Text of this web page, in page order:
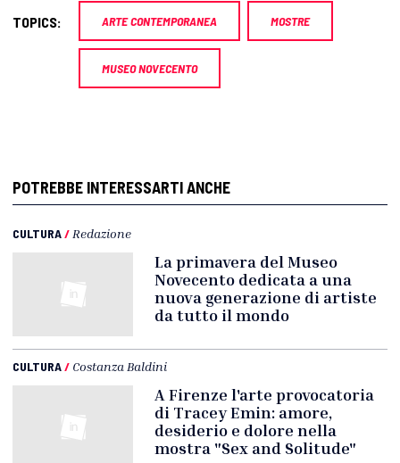
TOPICS: ARTE CONTEMPORANEA MOSTRE
MUSEO NOVECENTO
POTREBBE INTERESSARTI ANCHE
CULTURA/ Redazione
La primavera del Museo
Novecento dedicata a una
nuova generazione di artiste
da tutto il mondo
CULTURA/ Costanza Baldini
A Firenze l'arte provocatoria
di Tracey Emin: amore,
desiderio e dolore nella
mostra "Sex and Solitude"